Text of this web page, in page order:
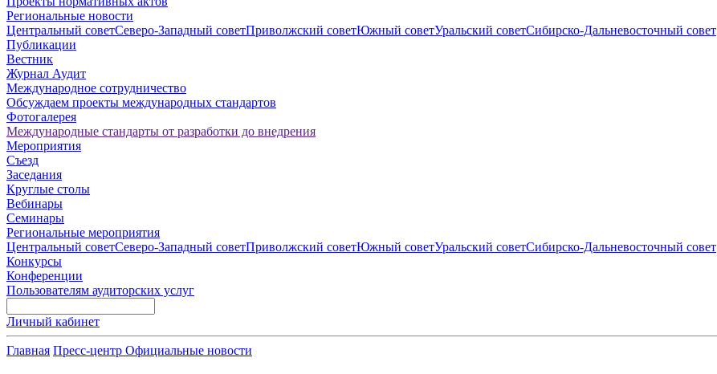
Региональные новости
Центральный советСеверо-Западный советПриволжский советЮжный советУральский советСибирско-Дальневосточный совет
Публикации
Вестник
Журнал Аудит
Международное сотрудничество
Обсуждаем проекты международных стандартов
Фотогалерея
Международные стандарты от разработки до внедрения
Мероприятия
Съезд
Заседания
Круглые столы
Вебинары
Семинары
Региональные мероприятия
Центральный советСеверо-Западный советПриволжский советЮжный советУральский советСибирско-Дальневосточный совет
Конкурсы
Конференции
Пользователям аудиторских услуг
Личный кабинет
Главная Пресс-центр Официальные новости